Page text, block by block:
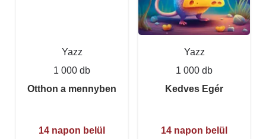
Yazz
1 000 db
Otthon a mennyben
14 napon belül
Yazz
1 000 db
Kedves Egér
14 napon belül